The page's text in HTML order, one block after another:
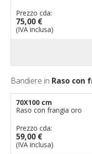
Prezzo cda:
75,00 €
(IVA inclusa)
Bandiere in Raso con
70X100 cm
Raso con frangia oro
Prezzo cda:
59,00 €
(IVA inclusa)